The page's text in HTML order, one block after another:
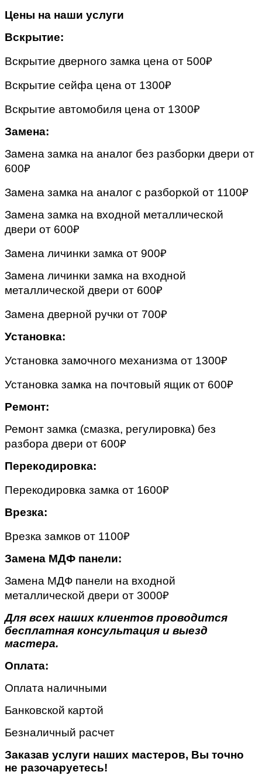
Цены на наши услуги
Вскрытие:
Вскрытие дверного замка цена от 500₽
Вскрытие сейфа цена от 1300₽
Вскрытие автомобиля цена от 1300₽
Замена:
Замена замка на аналог без разборки двери от
600₽
Замена замка на аналог с разборкой от 1100₽
Замена замка на входной металлической
двери от 600₽
Замена личинки замка от 900₽
Замена личинки замка на входной
металлической двери от 600₽
Замена дверной ручки от 700₽
Установка:
Установка замочного механизма от 1300₽
Установка замка на почтовый ящик от 600₽
Ремонт:
Ремонт замка (смазка, регулировка) без
разбора двери от 600₽
Перекодировка:
Перекодировка замка от 1600₽
Врезка:
Врезка замков от 1100₽
Замена МДФ панели:
Замена МДФ панели на входной
металлической двери от 3000₽
Для всех наших клиентов проводится
бесплатная консультация и выезд
мастера.
Оплата:
Оплата наличными
Банковской картой
Безналичный расчет
Заказав услуги наших мастеров, Вы точно
не разочаруетесь!